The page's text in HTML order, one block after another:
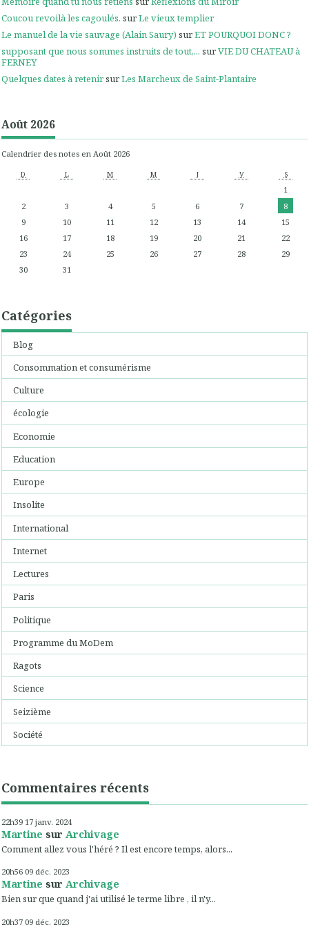
Coucou revoilà les cagoulés. surLe vieux templier
Le manuel de la vie sauvage (Alain Saury) surET POURQUOI DONC ?
supposant que nous sommes instruits de tout,... surVIE DU CHATEAU à
FERNEY
Quelques dates à retenirsurLes Marcheux de Saint-Plantaire
Août 2026
Calendrier des notes en Août 2026
D L M M J V S
1
2
3 4 5 6 7
8
9
10 11 12 13 14
15
16
17 18 19 20 21
22
23
24 25 26 27 28
29
30
31
Catégories
Blog
Consommation et consumérisme
Culture
écologie
Economie
Education
Europe
Insolite
International
Internet
Lectures
Paris
Politique
Programme du MoDem
Ragots
Science
Seizième
Société
Commentaires récents
22h39 17 janv. 2024
Martine sur Archivage
Comment allez vous l'héré ? Il est encore temps, alors...
20h56 09 déc. 2023
Martine sur Archivage
Bien sur que quand j'ai utilisé le terme libre , il n'y...
20h37 09 déc. 2023